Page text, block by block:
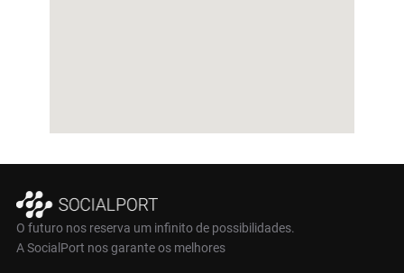
O futuro nos reserva um infinito de possibilidades.
A SocialPort nos garante os melhores